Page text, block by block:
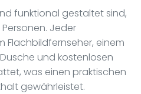
funktional gestaltet sind,
Jeder
Flachbildfernseher, einem
und kostenlosen
was einen praktischen
gewährleistet.